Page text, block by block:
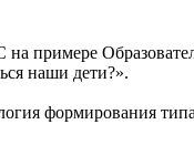
примере
наши дети?».
формирования